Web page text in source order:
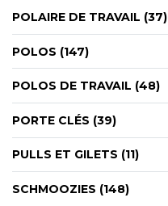
POLAIRE DE TRAVAIL (37)
POLOS (147)
POLOS DE TRAVAIL (48)
PORTE CLÉS (39)
PULLS ET GILETS (11)
SCHMOOZIES (148)